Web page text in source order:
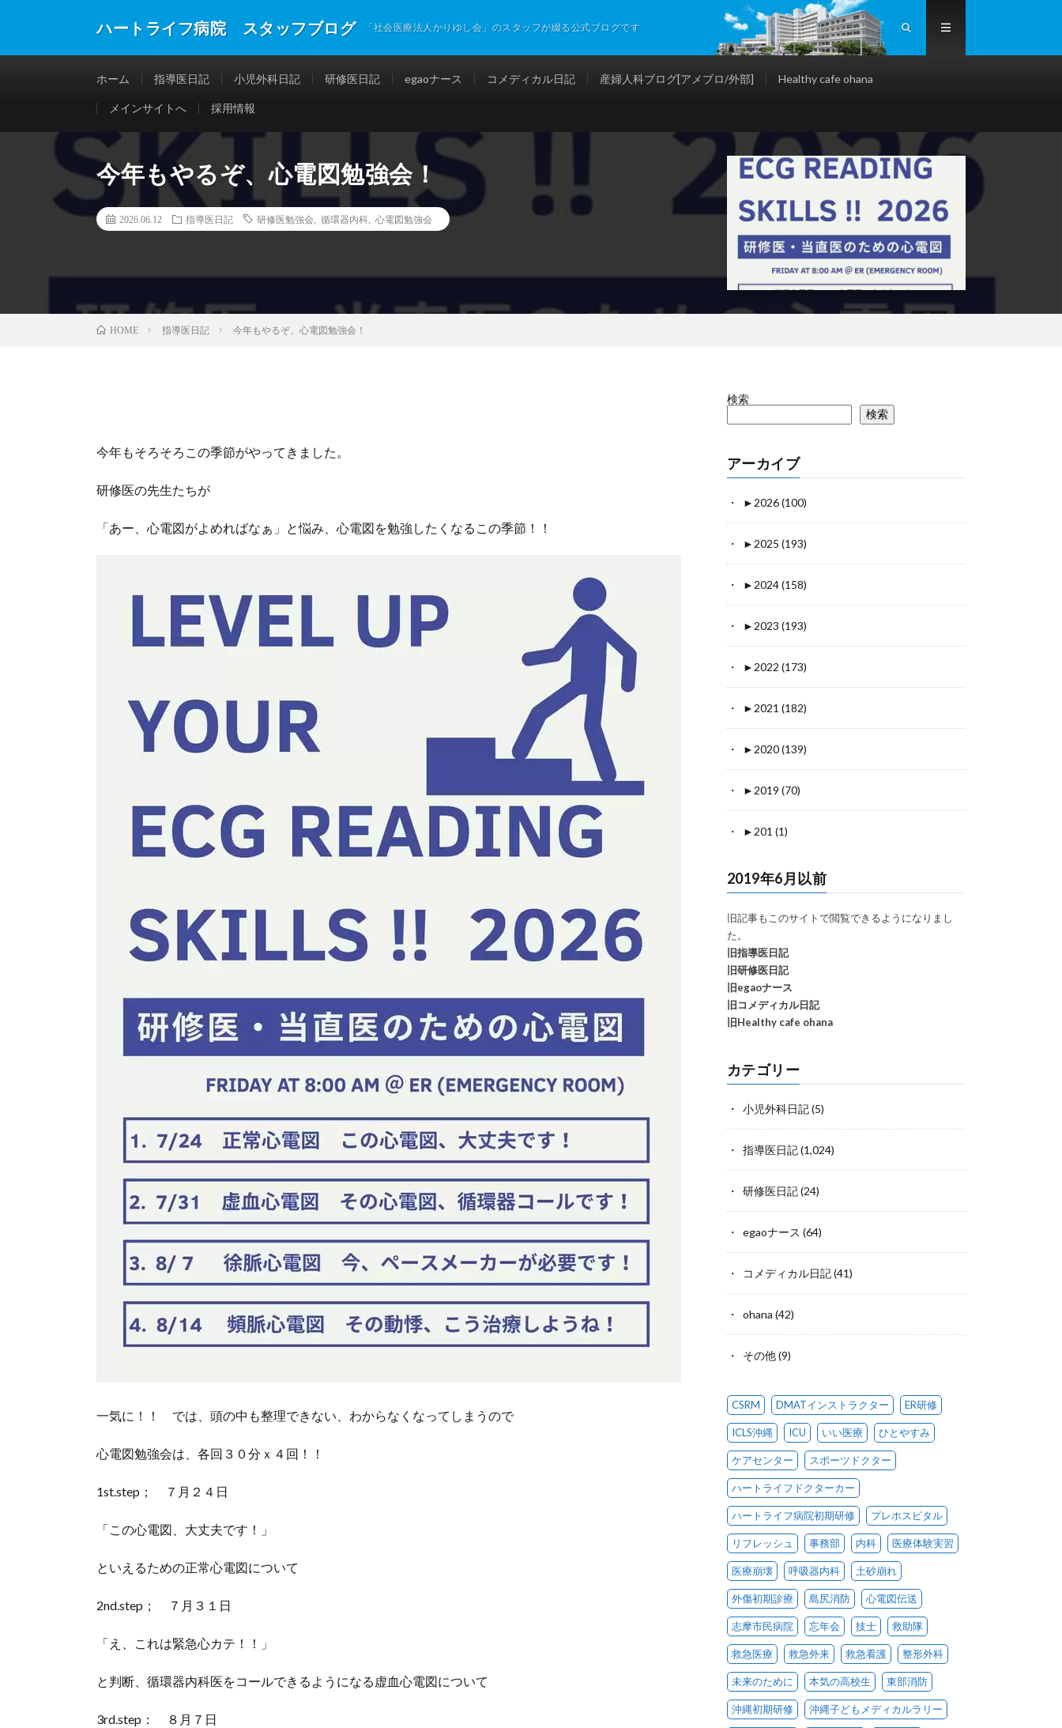
ハートライフ病院 スタッフブログ 「社会医療法人かりゆし会」のスタッフが綴る公式ブログです
ホーム 指導医日記 小児外科日記 研修医日記 egaoナース コメディカル日記 産婦人科ブログ[アメブロ/外部] Healthy cafe ohana
メインサイトへ 採用情報
今年もやるぞ、心電図勉強会！
2026.06.12 指導医日記 研修医勉強会 循環器内科 心電図勉強会
HOME 指導医日記 今年もやるぞ、心電図勉強会！
今年もそろそろこの季節がやってきました。
研修医の先生たちが
「あー、心電図がよめればなぁ」と悩み、心電図を勉強したくなるこの季節！！
一気に！！ では、頭の中も整理できない、わからなくなってしまうので
心電図勉強会は、各回３０分ｘ４回！！
1st.step； ７月２４日
「この心電図、大丈夫です！」
といえるための正常心電図について
2nd.step； ７月３１日
「え、これは緊急心カテ！！」
と判断、循環器内科医をコールできるようになる虚血心電図について
3rd.step： ８月７日
検索
検索
アーカイブ
► 2026 (100)
► 2025 (193)
► 2024 (158)
► 2023 (193)
► 2022 (173)
► 2021 (182)
► 2020 (139)
► 2019 (70)
► 201 (1)
2019年6月以前
旧記事もこのサイトで閲覧できるようになりまし
た。
旧指導医日記
旧研修医日記
旧egaoナース
旧コメディカル日記
旧Healthy cafe ohana
カテゴリー
小児外科日記(5)
指導医日記(1,024)
研修医日記(24)
egaoナース (64)
コメディカル日記(41)
ohana (42)
その他(9)
CSRM DMATインストラクター ER研修
ICLS沖縄 ICU いい医療 ひとやすみ
ケアセンター スポーツドクター
ハートライフドクターカー
ハートライフ病院初期研修 プレホスピタル
リフレッシュ 事務部 内科 医療体験実習
医療崩壊 呼吸器内科 土砂崩れ
外傷初期診療 島尻消防 心電図伝送
志摩市民病院 忘年会 技士 救助隊
救急医療 救急外来 救急看護 整形外科
未来のために 本気の高校生 東部消防
沖縄初期研修 沖縄子どもメディカルラリー